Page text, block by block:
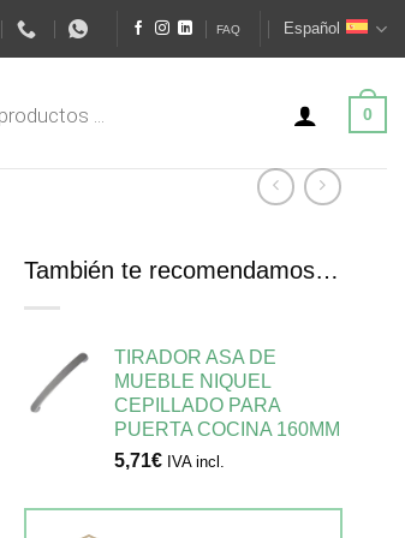
FAQ Español
0
También te recomendamos…
TIRADOR ASA DE
MUEBLE NIQUEL
CEPILLADO PARA
PUERTA COCINA 160MM
5,71€ IVA incl.